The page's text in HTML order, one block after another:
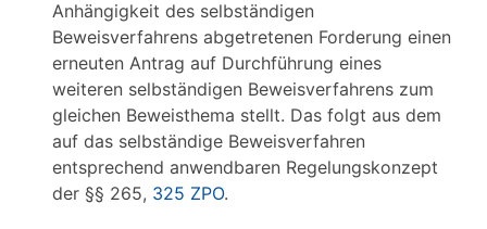
Anhängigkeit des selbständigen
Beweisverfahrens abgetretenen Forderung einen
erneuten Antrag auf Durchführung eines
weiteren selbständigen Beweisverfahrens zum
gleichen Beweisthema stellt. Das folgt aus dem
auf das selbständige Beweisverfahren
entsprechend anwendbaren Regelungskonzept
der §§ 265, 325 ZPO.